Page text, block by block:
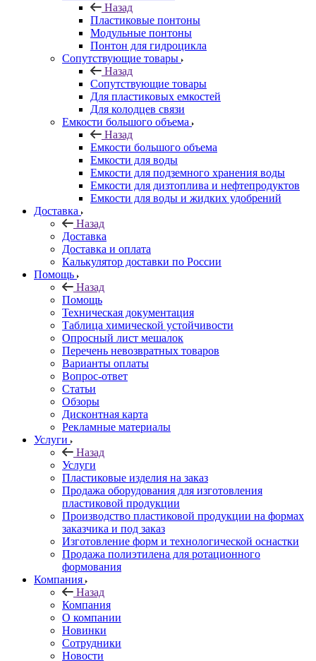
Назад
Пластиковые понтоны
Модульные понтоны
Понтон для гидроцикла
Сопутствующие товары
Назад
Сопутствующие товары
Для пластиковых емкостей
Для колодцев связи
Емкости большого объема
Назад
Емкости большого объема
Емкости для воды
Емкости для подземного хранения воды
Емкости для дизтоплива и нефтепродуктов
Емкости для воды и жидких удобрений
Доставка
Назад
Доставка
Доставка и оплата
Калькулятор доставки по России
Помощь
Назад
Помощь
Техническая документация
Таблица химической устойчивости
Опросный лист мешалок
Перечень невозвратных товаров
Варианты оплаты
Вопрос-ответ
Статьи
Обзоры
Дисконтная карта
Рекламные материалы
Услуги
Назад
Услуги
Пластиковые изделия на заказ
Продажа оборудования для изготовления
пластиковой продукции
Производство пластиковой продукции на формах
заказчика и под заказ
Изготовление форм и технологической оснастки
Продажа полиэтилена для ротационного
формования
Компания
Назад
Компания
О компании
Новинки
Сотрудники
Новости